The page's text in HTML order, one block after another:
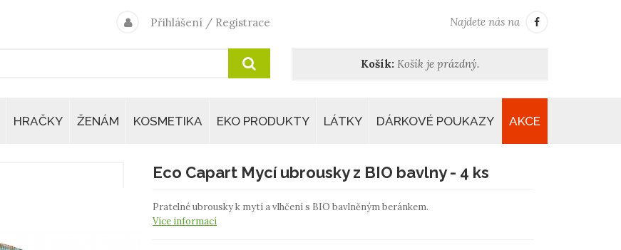
Přihlášení / Registrace Najdete nás na
Košík: Košík je prázdný.
HRAČKY ŽENÁM KOSMETIKA EKO PRODUKTY LÁTKY DÁRKOVÉ POUKAZY AKCE
Eco Capart Mycí ubrousky z BIO bavlny - 4 ks
Pratelné ubrousky k mytí a vlhčení s BIO bavlněným beránkem.
Více informací